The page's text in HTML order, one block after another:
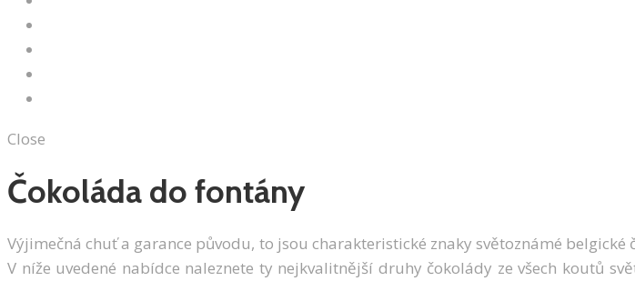
Close
Čokoláda do fontány
Výjimečná chuť a garance původu, to jsou charakteristické znaky světoznámé belgické
V níže uvedené nabídce naleznete ty nejkvalitnější druhy čokolády ze všech koutů